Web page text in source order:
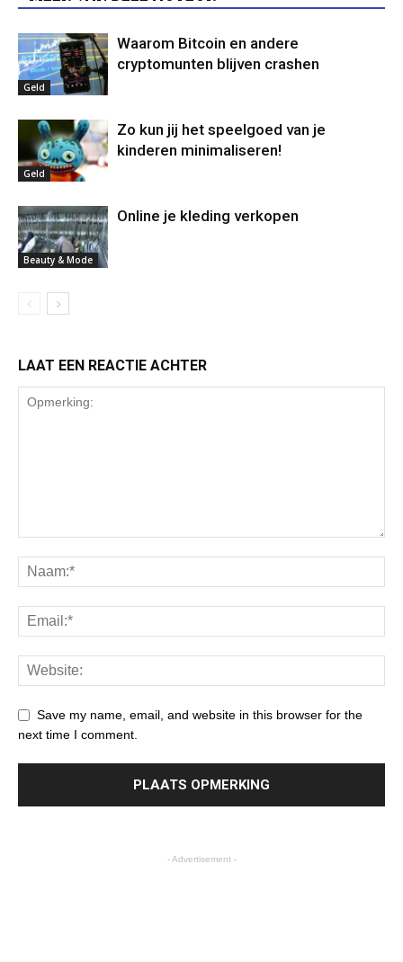
Geld
Waarom Bitcoin en andere
cryptomunten blijven crashen
Geld
Zo kun jij het speelgoed van je
kinderen minimaliseren!
Beauty & Mode
Online je kleding verkopen
LAAT EEN REACTIE ACHTER
Save my name, email, and website in this browser for the
next time I comment.
- Advertisement -